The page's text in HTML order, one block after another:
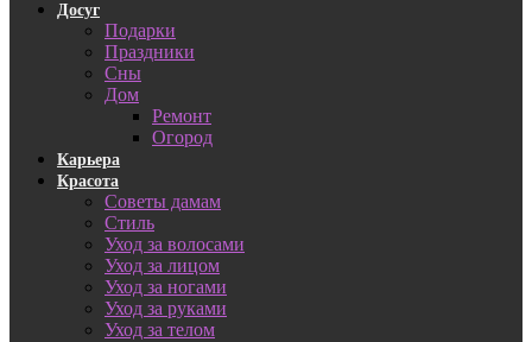
Досуг
Подарки
Праздники
Сны
Дом
Ремонт
Огород
Карьера
Красота
Советы дамам
Стиль
Уход за волосами
Уход за лицом
Уход за ногами
Уход за руками
Уход за телом